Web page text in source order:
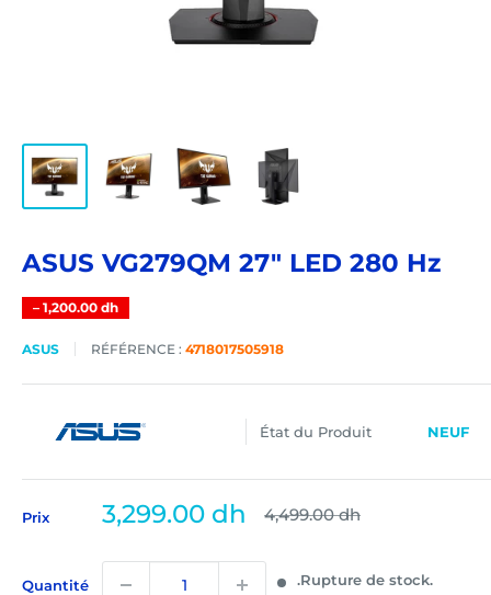
ASUS VG279QM 27" LED 280 Hz
– 1,200.00 dh
ASUS RÉFÉRENCE : 4718017505918
État du Produit NEUF
Prix
Prix
3,299.00 dh Prix
normal
4,499.00 dh
Quantité .Rupture de stock.